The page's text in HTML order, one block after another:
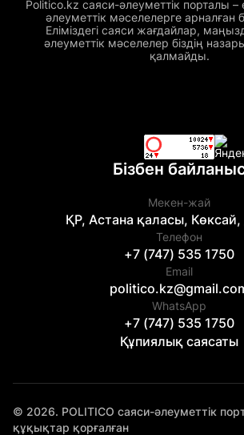
Politico.kz саяси-әлеуметтік порталы –
әлеуметтік мәселелерге арналған
Еліміздегі саяси жағдайлар,
әлеуметтік мәселелер біздің
қалмайды.
Бізбен
Мекен-жай
ҚР, Астана қаласы,
Телефон
+7 (747) 535 1750
Email
WhatsApp
+7 (747) 535 1750
Құпиялық саясаты
© 2026. POLITICO саяси-әлеуметтік
құқықтар қорғалған